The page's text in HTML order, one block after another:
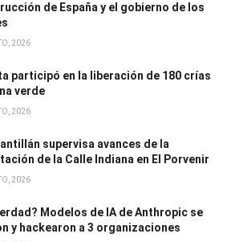
de España y el gobierno de los
2026
participó en la liberación de 180 crías
verde
2026
supervisa avances de la
de la Calle Indiana en El Porvenir
2026
Modelos de IA de Anthropic se
y hackearon a 3 organizaciones